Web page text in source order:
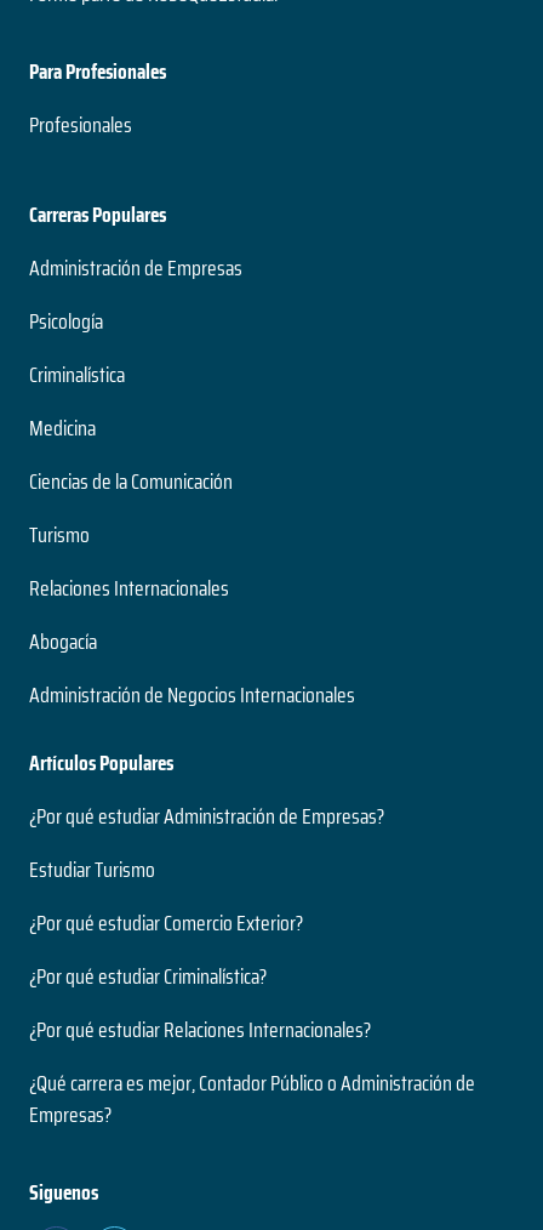
Para Profesionales
Profesionales
Carreras Populares
Administración de Empresas
Psicología
Criminalística
Medicina
Ciencias de la Comunicación
Turismo
Relaciones Internacionales
Abogacía
Administración de Negocios Internacionales
Artículos Populares
¿Por qué estudiar Administración de Empresas?
Estudiar Turismo
¿Por qué estudiar Comercio Exterior?
¿Por qué estudiar Criminalística?
¿Por qué estudiar Relaciones Internacionales?
¿Qué carrera es mejor, Contador Público o Administración de
Empresas?
Siguenos